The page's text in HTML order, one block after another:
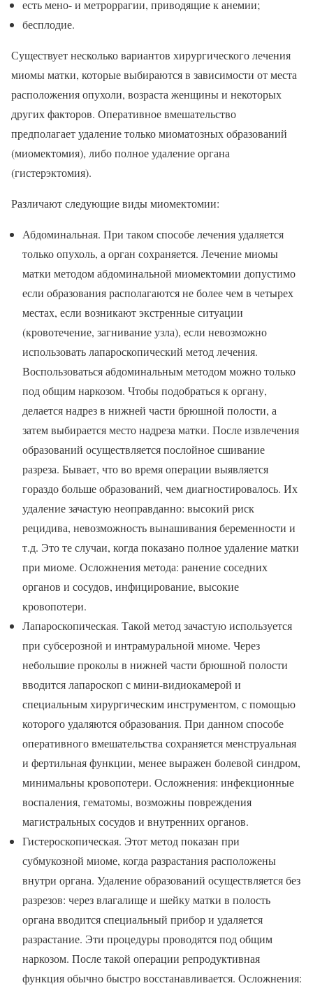
есть мено- и метроррагии, приводящие к анемии;
бесплодие.
Существует несколько вариантов хирургического лечения
миомы матки, которые выбираются в зависимости от места
расположения опухоли, возраста женщины и некоторых
других факторов. Оперативное вмешательство
предполагает удаление только миоматозных образований
(миомектомия), либо полное удаление органа
(гистерэктомия).
Различают следующие виды миомектомии:
Абдоминальная. При таком способе лечения удаляется
только опухоль, а орган сохраняется. Лечение миомы
матки методом абдоминальной миомектомии допустимо
если образования располагаются не более чем в четырех
местах, если возникают экстренные ситуации
(кровотечение, загнивание узла), если невозможно
использовать лапароскопический метод лечения.
Воспользоваться абдоминальным методом можно только
под общим наркозом. Чтобы подобраться к органу,
делается надрез в нижней части брюшной полости, а
затем выбирается место надреза матки. После извлечения
образований осуществляется послойное сшивание
разреза. Бывает, что во время операции выявляется
гораздо больше образований, чем диагностировалось. Их
удаление зачастую неоправданно: высокий риск
рецидива, невозможность вынашивания беременности и
т.д. Это те случаи, когда показано полное удаление матки
при миоме. Осложнения метода: ранение соседних
органов и сосудов, инфицирование, высокие
кровопотери.
Лапароскопическая. Такой метод зачастую используется
при субсерозной и интрамуральной миоме. Через
небольшие проколы в нижней части брюшной полости
вводится лапароскоп с мини-видиокамерой и
специальным хирургическим инструментом, с помощью
которого удаляются образования. При данном способе
оперативного вмешательства сохраняется менструальная
и фертильная функции, менее выражен болевой синдром,
минимальны кровопотери. Осложнения: инфекционные
воспаления, гематомы, возможны повреждения
магистральных сосудов и внутренних органов.
Гистероскопическая. Этот метод показан при
субмукозной миоме, когда разрастания расположены
внутри органа. Удаление образований осуществляется без
разрезов: через влагалище и шейку матки в полость
органа вводится специальный прибор и удаляется
разрастание. Эти процедуры проводятся под общим
наркозом. После такой операции репродуктивная
функция обычно быстро восстанавливается. Осложнения: